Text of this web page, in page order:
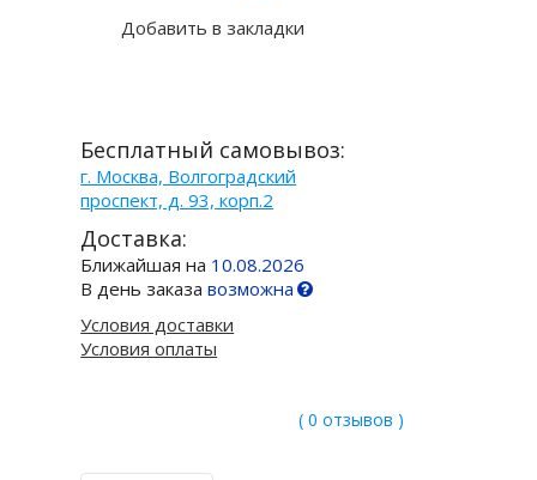
Добавить в закладки
Бесплатный самовывоз:
г. Москва, Волгоградский
проспект, д. 93, корп.2
Доставка:
Ближайшая на 10.08.2026
В день заказавозможна
Условия доставки
Условия оплаты
( 0 отзывов )